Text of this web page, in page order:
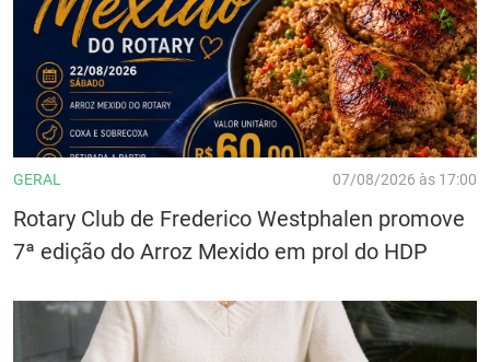
GERAL 07/08/2026 às 17:00
Rotary Club de Frederico Westphalen promove
7ª edição do Arroz Mexido em prol do HDP